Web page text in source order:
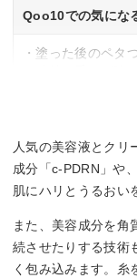
Qoo10での気にな
・塗った後のペタ
・海外発送のため
人気の美容液とクリ
成分「c-PDRN」や
肌にハリとうるおい
また、美容成分を角
続させたりする技術
く包み込みます。糸